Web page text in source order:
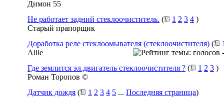
Димон 55
Не работает задний стеклоочиститель. ( 1 2 3 4 )
Старый прапорщик
Доработка реле стеклоомывателя (стеклоочистителя) (
Allle
Где землится эл.двигатель стеклоочистителя ? ( 1 2 3 )
Роман Торопов ©
Датчик дождя ( 1 2 3 4 5 ... Последняя страница)